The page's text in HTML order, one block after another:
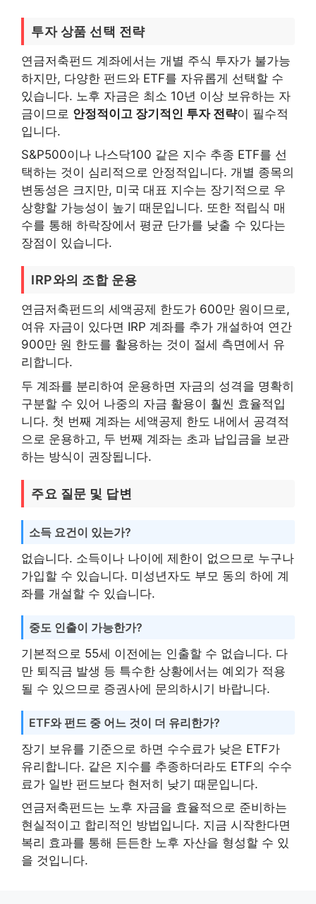
투자 상품 선택 전략
연금저축펀드 계좌에서는 개별 주식 투자가 불가능
하지만, 다양한 펀드와 ETF를 자유롭게 선택할 수
있습니다. 노후 자금은 최소 10년 이상 보유하는 자
금이므로 안정적이고 장기적인 투자 전략이 필수적
입니다.
S&P500이나 나스닥100 같은 지수 추종 ETF를 선
택하는 것이 심리적으로 안정적입니다. 개별 종목의
변동성은 크지만, 미국 대표 지수는 장기적으로 우
상향할 가능성이 높기 때문입니다. 또한 적립식 매
수를 통해 하락장에서 평균 단가를 낮출 수 있다는
장점이 있습니다.
IRP와의 조합 운용
연금저축펀드의 세액공제 한도가 600만 원이므로,
여유 자금이 있다면 IRP 계좌를 추가 개설하여 연간
900만 원 한도를 활용하는 것이 절세 측면에서 유
리합니다.
두 계좌를 분리하여 운용하면 자금의 성격을 명확히
구분할 수 있어 나중의 자금 활용이 훨씬 효율적입
니다. 첫 번째 계좌는 세액공제 한도 내에서 공격적
으로 운용하고, 두 번째 계좌는 초과 납입금을 보관
하는 방식이 권장됩니다.
주요 질문 및 답변
소득 요건이 있는가?
없습니다. 소득이나 나이에 제한이 없으므로 누구나
가입할 수 있습니다. 미성년자도 부모 동의 하에 계
좌를 개설할 수 있습니다.
중도 인출이 가능한가?
기본적으로 55세 이전에는 인출할 수 없습니다. 다
만 퇴직금 발생 등 특수한 상황에서는 예외가 적용
될 수 있으므로 증권사에 문의하시기 바랍니다.
ETF와 펀드 중 어느 것이 더 유리한가?
장기 보유를 기준으로 하면 수수료가 낮은 ETF가
유리합니다. 같은 지수를 추종하더라도 ETF의 수수
료가 일반 펀드보다 현저히 낮기 때문입니다.
연금저축펀드는 노후 자금을 효율적으로 준비하는
현실적이고 합리적인 방법입니다. 지금 시작한다면
복리 효과를 통해 든든한 노후 자산을 형성할 수 있
을 것입니다.